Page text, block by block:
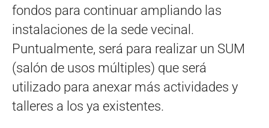
fondos para continuar ampliando las
instalaciones de la sede vecinal.
Puntualmente, será para realizar un SUM
(salón de usos múltiples) que será
utilizado para anexar más actividades y
talleres a los ya existentes.